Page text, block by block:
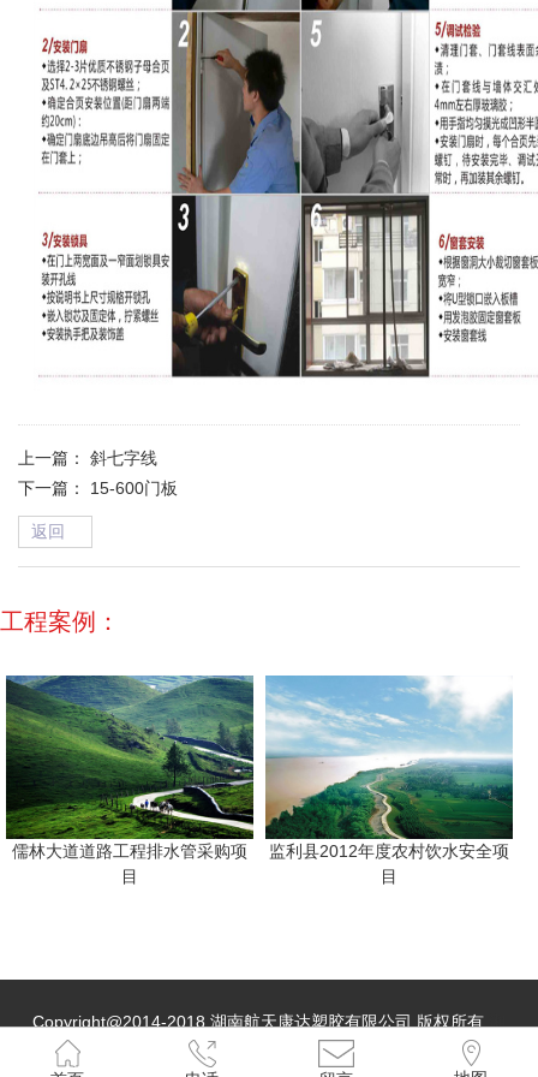
上一篇： 斜七字线
下一篇： 15-600门板
返回
工程案例：
儒林大道道路工程排水管采购项
目
监利县2012年度农村饮水安全项
目
Copyright@2014-2018 湖南航天康达塑胶有限公司 版权所有
ICP备09018766号